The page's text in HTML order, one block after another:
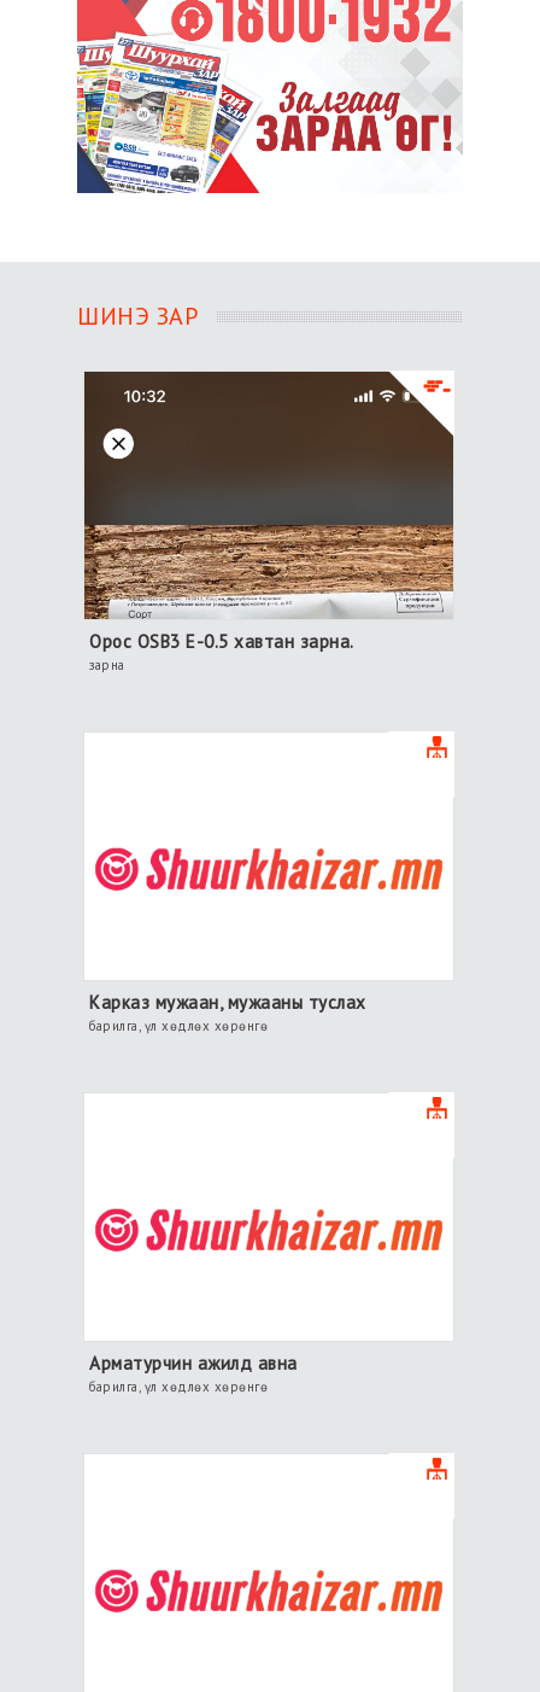
ШИНЭ ЗАР
Орос OSB3 E-0.5 хавтан зарна.
зарна
Карказ мужаан, мужааны туслах
барилга, үл хөдлөх хөрөнгө
Арматурчин ажилд авна
барилга, үл хөдлөх хөрөнгө